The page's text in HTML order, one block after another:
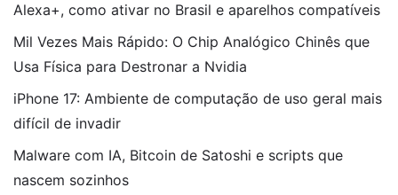
Alexa+, como ativar no Brasil e aparelhos compatíveis
Mil Vezes Mais Rápido: O Chip Analógico Chinês que
Usa Física para Destronar a Nvidia
iPhone 17: Ambiente de computação de uso geral mais
difícil de invadir
Malware com IA, Bitcoin de Satoshi e scripts que
nascem sozinhos